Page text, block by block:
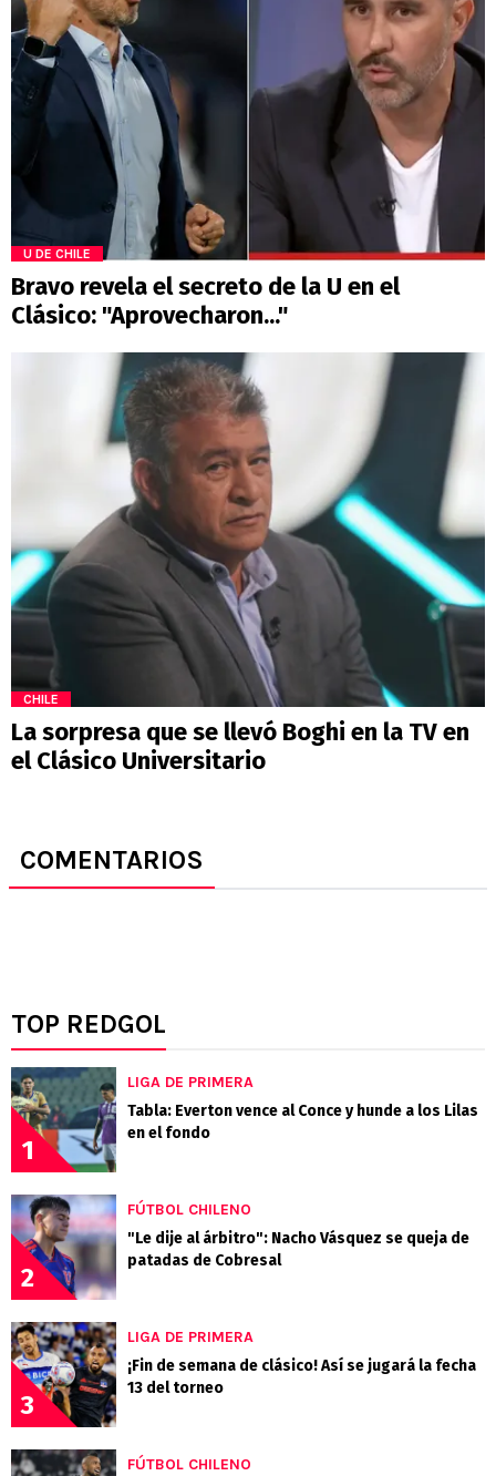
U DE CHILE
Bravo revela el secreto de la U en el
Clásico: "Aprovecharon..."
CHILE
La sorpresa que se llevó Boghi en la TV en
el Clásico Universitario
COMENTARIOS
TOP REDGOL
1
LIGA DE PRIMERA
Tabla: Everton vence al Conce y hunde a los Lilas
en el fondo
2
FÚTBOL CHILENO
"Le dije al árbitro": Nacho Vásquez se queja de
patadas de Cobresal
3
LIGA DE PRIMERA
¡Fin de semana de clásico! Así se jugará la fecha
13 del torneo
FÚTBOL CHILENO